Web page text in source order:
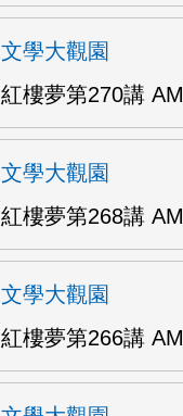
文學大觀園
紅樓夢第270講 AM
文學大觀園
紅樓夢第268講 AM
文學大觀園
紅樓夢第266講 AM